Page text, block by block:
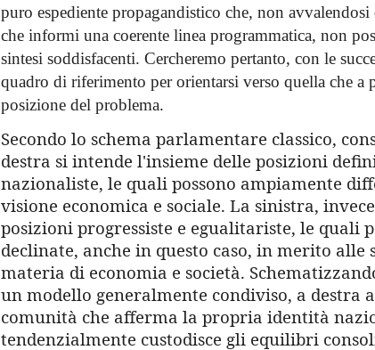
puro espediente propagandistico che, non
che informi una coerente linea programmatica, non
sintesi soddisfacenti. Cercheremo pertanto, con le
quadro di riferimento per orientarsi verso quella che a
posizione del problema.
Secondo lo schema parlamentare classico,
destra si intende l'insieme delle posizioni
nazionaliste, le quali possono ampiamente
visione economica e sociale. La sinistra,
posizioni progressiste e egualitariste, le quali
declinate, anche in questo caso, in merito alle
materia di economia e società.
un modello generalmente condiviso, a destra
comunità che afferma la propria identità
tendenzialmente custodisce gli equilibri